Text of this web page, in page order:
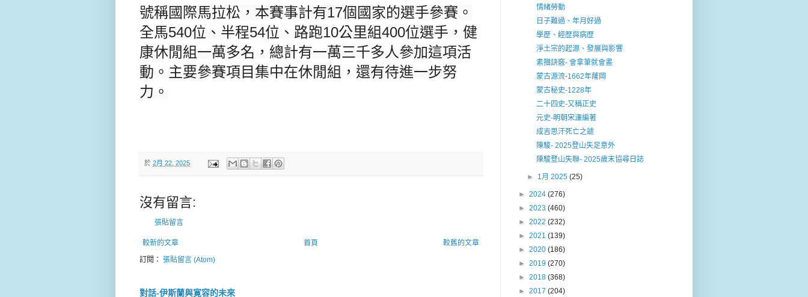
號稱國際馬拉松，本賽事計有17個國家的選手參賽。
全馬540位、半程54位、路跑10公里組400位選手，健
康休閒組一萬多名，總計有一萬三千多人參加這項活
動。主要參賽項目集中在休閒組，還有待進一步努
力。
於 2月 22, 2025
沒有留言:
張貼留言
較新的文章 較舊的文章
首頁
訂閱： 張貼留言 (Atom)
對話-伊斯蘭與寛容的未來
情緒勞動
日子難過、年月好過
學歷、經歴與病歴
淨土宗的起源、發展與影響
素描訣竅- 會拿筆就會畫
蒙古源流-1662年蕯岡
蒙古秘史-1228年
二十四史-又稱正史
元史-明朝宋濓編著
成吉思汗死亡之謎
陳駿- 2025登山失足意外
陳駿登山失聯- 2025歲末協尋日誌
► 1月 2025(25)
► 2024 (276)
► 2023 (460)
► 2022 (232)
► 2021 (139)
► 2020 (186)
► 2019 (270)
► 2018 (368)
► 2017 (204)